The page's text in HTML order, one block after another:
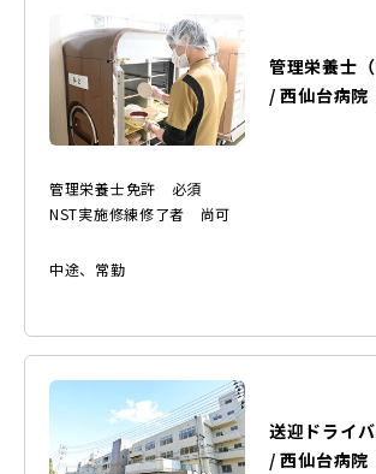
管理栄養士（
/西仙台病院
管理栄養士免許 必須
NST実施修練修了者 尚可
中途、 常勤
送迎ドライバ
/西仙台病院